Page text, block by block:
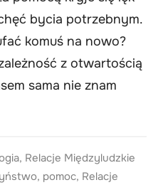
bycia potrzebnym.
komuś na nowo?
z otwartością
sama nie znam
, Relacje Międzyludzkie
, pomoc, Relacje